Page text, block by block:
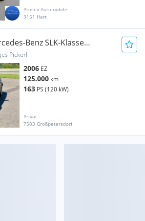
Prosev Automobile
3151 Hart
Benz SLK-Klasse
(120 kW)
Pickerl
2006 EZ
125.000 km
163 PS (120 kW)
Privat
7503 Großpetersdorf